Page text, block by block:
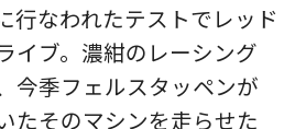
行なわれたテストでレッド
イブ。濃紺のレーシング
今季フェルスタッペンが
たそのマシンを走らせた